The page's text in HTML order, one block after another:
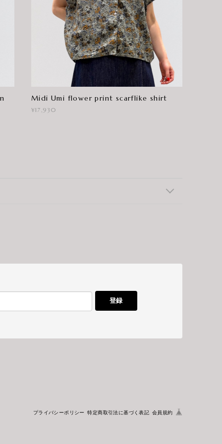
Midi Umi flower print scarflike shirt
¥17,930
登録
プライバシーポリシー 特定商取引法に基づく表記 会員規約